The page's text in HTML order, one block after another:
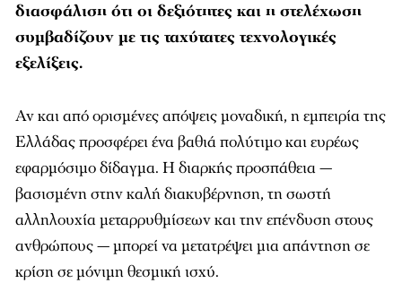
διασφάλιση ότι οι δεξιότητες και η στελέχωση
συμβαδίζουν με τις ταχύτατες τεχνολογικές
εξελίξεις.
Αν και από ορισμένες απόψεις μοναδική, η εμπειρία της
Ελλάδας προσφέρει ένα βαθιά πολύτιμο και ευρέως
εφαρμόσιμο δίδαγμα. Η διαρκής προσπάθεια —
βασισμένη στην καλή διακυβέρνηση, τη σωστή
αλληλουχία μεταρρυθμίσεων και την επένδυση στους
ανθρώπους — μπορεί να μετατρέψει μια απάντηση σε
κρίση σε μόνιμη θεσμική ισχύ.